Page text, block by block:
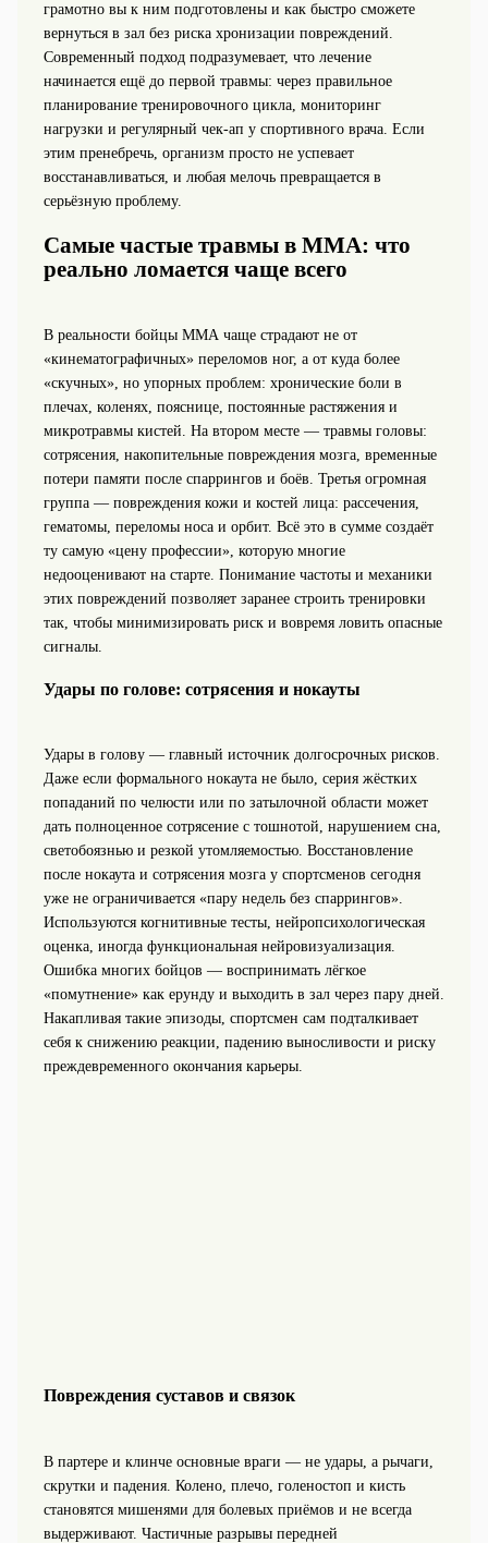
грамотно вы к ним подготовлены и как быстро сможете
вернуться в зал без риска хронизации повреждений.
Современный подход подразумевает, что лечение
начинается ещё до первой травмы: через правильное
планирование тренировочного цикла, мониторинг
нагрузки и регулярный чек‑ап у спортивного врача. Если
этим пренебречь, организм просто не успевает
восстанавливаться, и любая мелочь превращается в
серьёзную проблему.
Самые частые травмы в ММА: что
реально ломается чаще всего
В реальности бойцы ММА чаще страдают не от
«кинематографичных» переломов ног, а от куда более
«скучных», но упорных проблем: хронические боли в
плечах, коленях, пояснице, постоянные растяжения и
микротравмы кистей. На втором месте — травмы головы:
сотрясения, накопительные повреждения мозга, временные
потери памяти после спаррингов и боёв. Третья огромная
группа — повреждения кожи и костей лица: рассечения,
гематомы, переломы носа и орбит. Всё это в сумме создаёт
ту самую «цену профессии», которую многие
недооценивают на старте. Понимание частоты и механики
этих повреждений позволяет заранее строить тренировки
так, чтобы минимизировать риск и вовремя ловить опасные
сигналы.
Удары по голове: сотрясения и нокауты
Удары в голову — главный источник долгосрочных рисков.
Даже если формального нокаута не было, серия жёстких
попаданий по челюсти или по затылочной области может
дать полноценное сотрясение с тошнотой, нарушением сна,
светобоязнью и резкой утомляемостью. Восстановление
после нокаута и сотрясения мозга у спортсменов сегодня
уже не ограничивается «пару недель без спаррингов».
Используются когнитивные тесты, нейропсихологическая
оценка, иногда функциональная нейровизуализация.
Ошибка многих бойцов — воспринимать лёгкое
«помутнение» как ерунду и выходить в зал через пару дней.
Накапливая такие эпизоды, спортсмен сам подталкивает
себя к снижению реакции, падению выносливости и риску
преждевременного окончания карьеры.
Повреждения суставов и связок
В партере и клинче основные враги — не удары, а рычаги,
скрутки и падения. Колено, плечо, голеностоп и кисть
становятся мишенями для болевых приёмов и не всегда
выдерживают. Частичные разрывы передней